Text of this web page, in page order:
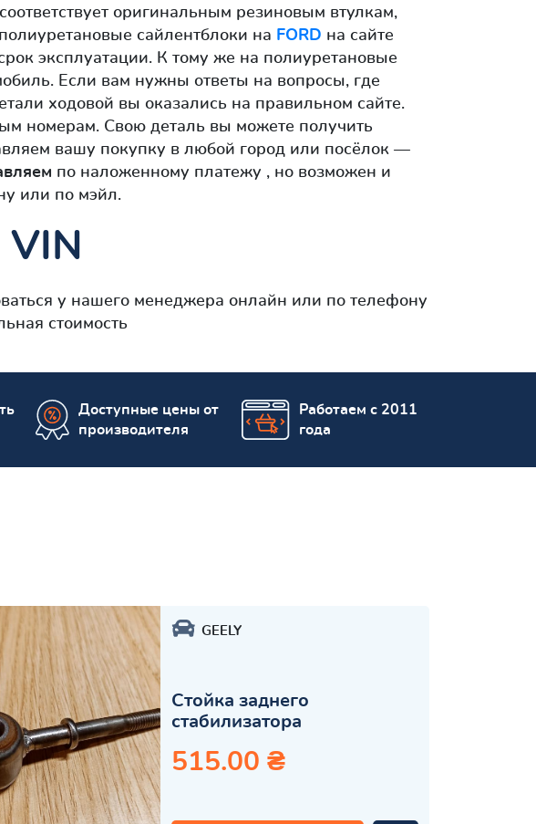
оригинальным резиновым втулкам,
сайлентблоки на FORD на сайте
эксплуатации. К тому же на полиуретановые
Если вам нужны ответы на вопросы, где
ходовой вы оказались на правильном сайте.
номерам. Свою деталь вы можете получить
вашу покупку в любой город или посёлок —
по наложенному платежу , но возможен и
или по мэйл.
у нашего менеджера онлайн или по телефону
стоимость
Доступные цены от
производителя
Работаем с 2011
года
GEELY
Стойка заднего
стабилизатора
515.00 ₴